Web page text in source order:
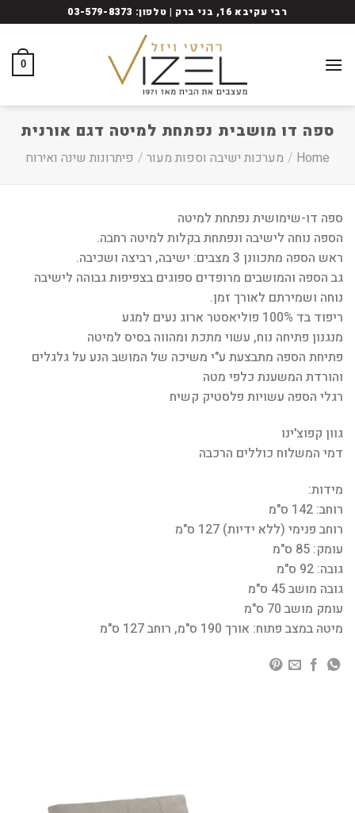
to
רבי עקיבא 16, בני ברק | טלפון: 03-579-8373
0
ספה דו מושבית נפתחת למיטה דגם אורנית
Home
/ מערכות ישיבה וספות מעור / פיתרונות שינה ואירוח
ספה דו-שימושית נפתחת למיטה
הספה נוחה לישיבה ונפתחת בקלות למיטה רחבה.
ראש הספה מתכוונן 3 מצבים: ישיבה, רביצה ושכיבה.
גב הספה והמושבים מרופדים ספוגים בצפיפות גבוהה לישיבה
נוחה ושמירתם לאורך זמן.
ריפוד בד 100% פוליאסטר ארוג נעים למגע
מנגנון פתיחה נוח, עשוי מתכת ומהווה בסיס למיטה
פתיחת הספה מתבצעת ע"י משיכה של המושב הנע על גלגלים
והורדת המשענת כלפי מטה
רגלי הספה עשויות פלסטיק קשיח
גוון קפוצ'ינו
דמי המשלוח כוללים הרכבה
מידות:
רוחב: 142 ס"מ
רוחב פנימי (ללא ידיות) 127 ס"מ
עומק: 85 ס"מ
גובה: 92 ס"מ
גובה מושב 45 ס"מ
עומק מושב 70 ס"מ
מיטה במצב פתוח: אורך 190 ס"מ, רוחב 127 ס"מ